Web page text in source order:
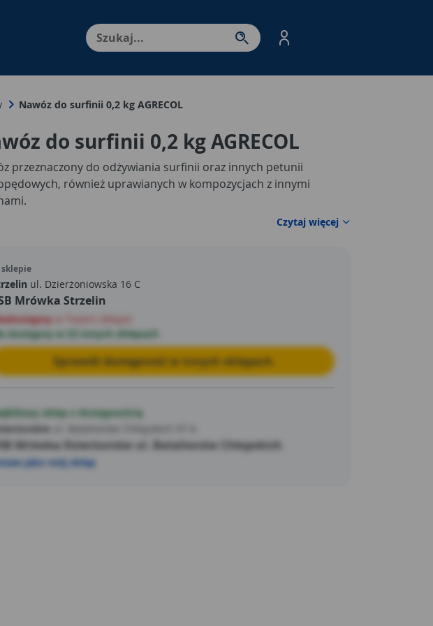
nawigacja: Enter - przejdź do strony produktów. Spacja – otwórz/
Nawóz do surfinii 0,2 kg AGRECOL
do surfinii 0,2 kg AGRECOL
przeznaczony do odżywiania surfinii oraz innych petunii
również uprawianych w kompozycjach z innymi
Czytaj więcej
sklepie
ul. Dzierżoniowska 16 C
Mrówka Strzelin
w Twoim sklepie
dostępny w 53 innych sklepach
Sprawdź dostępność w innych sklepach
sklep z dostępnością
Mrówka Dzierżoniów ul. Batalionów Chłopskich
jako mój sklep